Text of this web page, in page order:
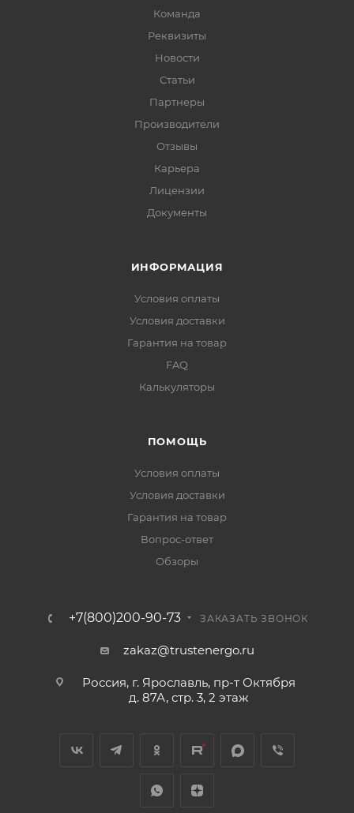
Команда
Реквизиты
Новости
Статьи
Партнеры
Производители
Отзывы
Карьера
Лицензии
Документы
ИНФОРМАЦИЯ
Условия оплаты
Условия доставки
Гарантия на товар
FAQ
Калькуляторы
ПОМОЩЬ
Условия оплаты
Условия доставки
Гарантия на товар
Вопрос-ответ
Обзоры
+7(800)200-90-73 ЗАКАЗАТЬ ЗВОНОК
zakaz@trustenergo.ru
Россия, г. Ярославль, пр-т Октября
д. 87А, стр. 3, 2 этаж